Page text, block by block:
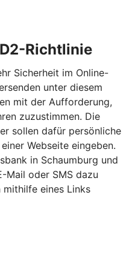
Richtlinie
Sicherheit im Online-
unter diesem
mit der Aufforderung,
zuzustimmen. Die
sollen dafür persönliche
Webseite eingeben.
in Schaumburg und
Mail oder SMS dazu
eines Links